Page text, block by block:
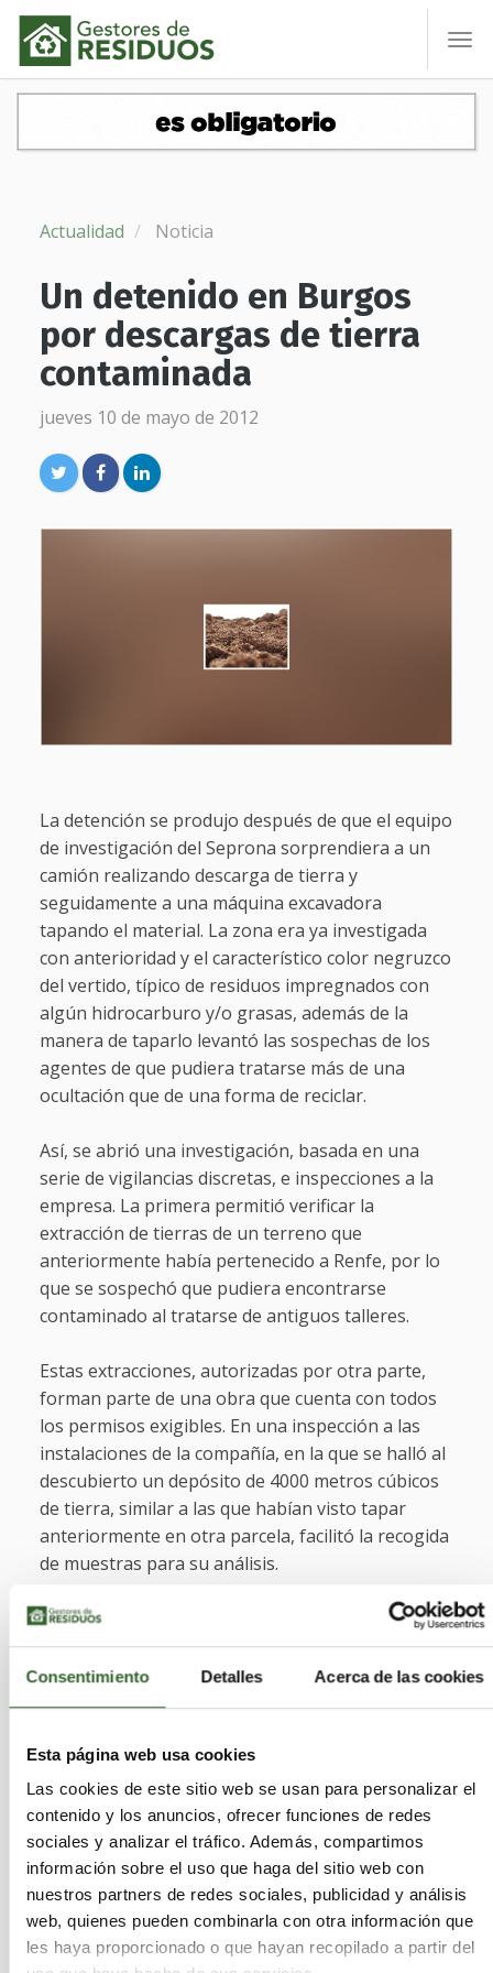
Consentimiento Detalles Acerca de las cookies
Esta página web usa cookies
Las cookies de este sitio web se usan para personalizar el
contenido y los anuncios, ofrecer funciones de redes
sociales y analizar el tráfico. Además, compartimos
información sobre el uso que haga del sitio web con
nuestros partners de redes sociales, publicidad y análisis
web, quienes pueden combinarla con otra información que
les haya proporcionado o que hayan recopilado a partir del
Actualidad Noticia
Un detenido en Burgos
por descargas de tierra
contaminada
jueves 10 de mayo de 2012
La detención se produjo después de que el equipo
de investigación del Seprona sorprendiera a un
camión realizando descarga de tierra y
seguidamente a una máquina excavadora
tapando el material. La zona era ya investigada
con anterioridad y el característico color negruzco
del vertido, típico de residuos impregnados con
algún hidrocarburo y/o grasas, además de la
manera de taparlo levantó las sospechas de los
agentes de que pudiera tratarse más de una
ocultación que de una forma de reciclar.
Así, se abrió una investigación, basada en una
serie de vigilancias discretas, e inspecciones a la
empresa. La primera permitió verificar la
extracción de tierras de un terreno que
anteriormente había pertenecido a Renfe, por lo
que se sospechó que pudiera encontrarse
contaminado al tratarse de antiguos talleres.
Estas extracciones, autorizadas por otra parte,
forman parte de una obra que cuenta con todos
los permisos exigibles. En una inspección a las
instalaciones de la compañía, en la que se halló al
descubierto un depósito de 4000 metros cúbicos
de tierra, similar a las que habían visto tapar
anteriormente en otra parcela, facilitó la recogida
de muestras para su análisis.
El laboratorio regional de Medio Ambiente de la
Junta ha emitido un informe en el que se
demuestra que los residuos analizados contienen,
en distintas proporciones, metales pesados como
además de elevada concentración en
hidrocarburos. Dicho material, 4.000 m3 de tierra
que equivalen a unas 7.200 toneladas, debía
haber sido transportado y tratado por una
empresa autorizada en residuos, al objeto de
proceder a su descontaminación.
El gerente de la empresa donde se localizó el